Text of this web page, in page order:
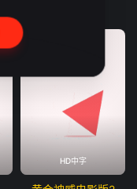
HD中字